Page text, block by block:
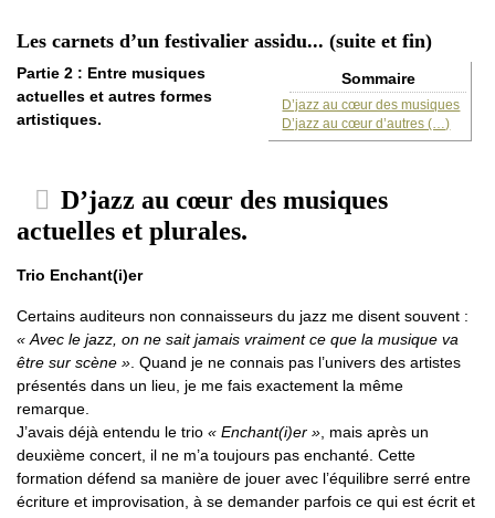
Les carnets d’un festivalier assidu... (suite et fin)
Sommaire
D’jazz au cœur des musiques
D’jazz au cœur d’autres (…)
Partie 2 : Entre musiques
actuelles et autres formes
artistiques.
D’jazz au cœur des musiques
actuelles et plurales.
Trio Enchant(i)er
Certains auditeurs non connaisseurs du jazz me disent souvent :
« Avec le jazz, on ne sait jamais vraiment ce que la musique va
être sur scène » . Quand je ne connais pas l’univers des artistes
présentés dans un lieu, je me fais exactement la même
remarque.
J’avais déjà entendu le trio « Enchant(i)er » , mais après un
deuxième concert, il ne m’a toujours pas enchanté. Cette
formation défend sa manière de jouer avec l’équilibre serré entre
écriture et improvisation, à se demander parfois ce qui est écrit et